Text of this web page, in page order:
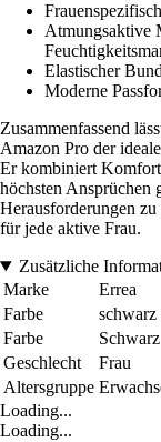
Atmungsaktive
Elastischer
Moderne
Zusammenfassend
Amazon Pro der
Er kombiniert
höchsten Ansprüchen
Herausforderungen
für jede aktive Frau.
Zusätzliche
Marke
Errea
Farbe
Farbe
Schwarz
Geschlecht
Frau
Altersgruppe
Loading...
Loading...